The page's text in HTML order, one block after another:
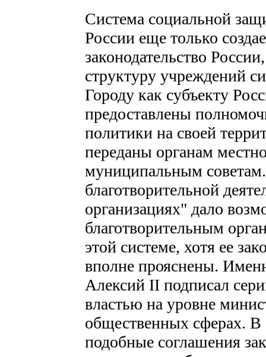
Система социальной
России еще только
законодательство
структуру учреждений
Городу как субъекту
предоставлены
политики на своей
переданы органам
муниципальным
благотворительной
организациях" дало
благотворительным
этой системе, хотя ее
вполне прояснены.
Алексий II подписал
властью на уровне
общественных сферах. В
подобные соглашения